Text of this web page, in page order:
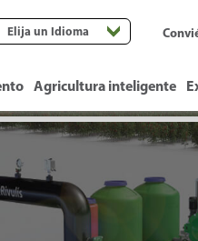
Agricultura inteligente
Elija un Idioma